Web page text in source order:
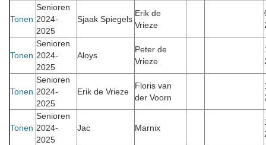
Tonen
Senioren
2024-
2025
Sjaak Spiegels
Erik de
Vrieze
Tonen
Senioren
2024-
2025
Aloys
Peter de
Vrieze
Tonen
Senioren
2024-
2025
Erik de Vrieze
Floris van
der Voorn
Tonen
Senioren
2024-
2025
Jac Marnix